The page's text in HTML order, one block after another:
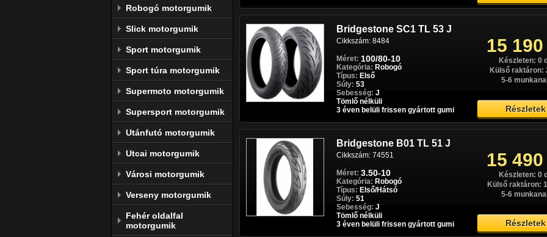
Touring T31 Páros akció
54/69 W
Cikkszám: Paros0394
Méret: 110/70R17+150/70R17
Kategória: Sport túra
Típus: Első/Hátsó
Súly: 54/69
Sebesség: W
Tömlő nélküli
10537+10544
3 éven belüli frissen gyártott gumi
Páros akció
Készleten: 0
Külső raktáron:
5-6
Bridgestone Battlax Sport
Touring T31 Páros akció
55/69 W
Cikkszám: Paros0738
Méret: 120/60R17+150/70R17
Kategória: Sport túra
Típus: Első/Hátsó
Súly:55/69
86
Készleten: 0
Külső raktáron:
Részletek
Bridgestone SC1 TL 53 J
Cikkszám: 8484
Méret: 100/80-10
Kategória: Robogó
Típus: Első
Súly: 53
Sebesség: J
Tömlő nélküli
3 éven belüli frissen gyártott gumi
15
Készleten: 0
Külső raktáron:
5-6
Részletek
Bridgestone B01 TL 51 J
Cikkszám: 74551
Méret: 3.50-10
Kategória: Robogó
Típus: Első/Hátsó
Súly: 51
Sebesség: J
Tömlő nélküli
3 éven belüli frissen gyártott gumi
15
Készleten: 0
Külső raktáron:
5-6
Részletek
Robogó motorgumik
Slick motorgumik
Sport motorgumik
Sport túra motorgumik
Supermoto motorgumik
Supersport motorgumik
Utánfutó motorgumik
Utcai motorgumik
Városi motorgumik
Verseny motorgumik
Fehér oldalfal
motorgumik